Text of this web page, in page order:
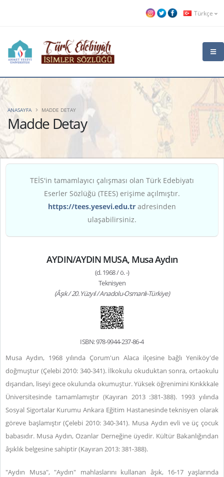
Türkçe
Madde Detay
ANASAYFA MADDE DETAY
TEİS'in tamamlayıcı çalışması olan Türk Edebiyatı
Eserler Sözlüğü (TEES) erişime açılmıştır.
https://tees.yesevi.edu.tr adresinden
ulaşabilirsiniz.
AYDIN/AYDIN MUSA, Musa Aydın
(d. 1968 / ö. -)
Teknisyen
(Âşık / 20. Yüzyıl / Anadolu-Osmanlı-Türkiye)
ISBN: 978-9944-237-86-4
Musa Aydın, 1968 yılında Çorum'un Alaca ilçesine bağlı Yeniköy'de
doğmuştur (Çelebi 2010: 340-341). İlkokulu okuduktan sonra, ortaokulu
dışarıdan, liseyi gece okulunda okumuştur. Yüksek öğrenimini Kırıkkkale
Üniversitesinde tamamlamıştır (Kayıran 2013 :381-388). 1993 yılında
Sosyal Sigortalar Kurumu Ankara Eğitim Hastanesinde teknisyen olarak
göreve başlamıştır (Çelebi 2010: 340-341). Musa Aydın evli ve üç çocuk
babasıdır. Musa Aydın, Ozanlar Derneğine üyedir. Kültür Bakanlığından
âşıklık belgesine sahiptir (Kayıran 2013: 381-388).
"Aydın Musa", "Aydın" mahlaslarını kullanan âşık, 16-17 yaşlarında